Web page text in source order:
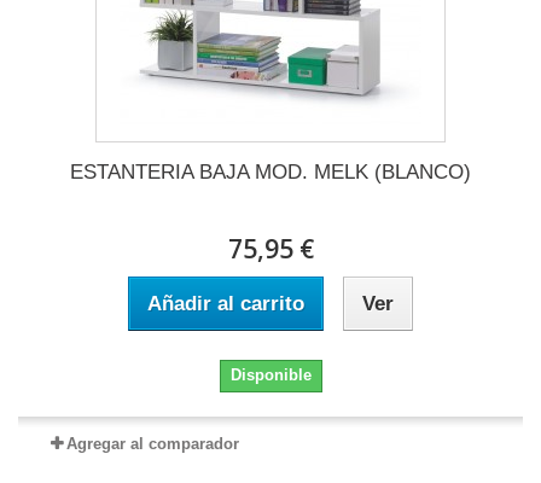
ESTANTERIA BAJA MOD. MELK (BLANCO)
75,95 €
Añadir al carrito Ver
Disponible
Agregar al comparador